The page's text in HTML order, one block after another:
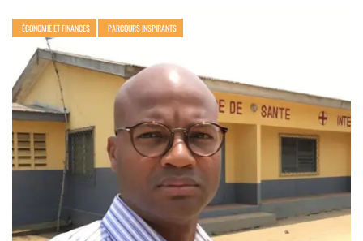
ÉCONOMIE ET FINANCES PARCOURS INSPIRANTS